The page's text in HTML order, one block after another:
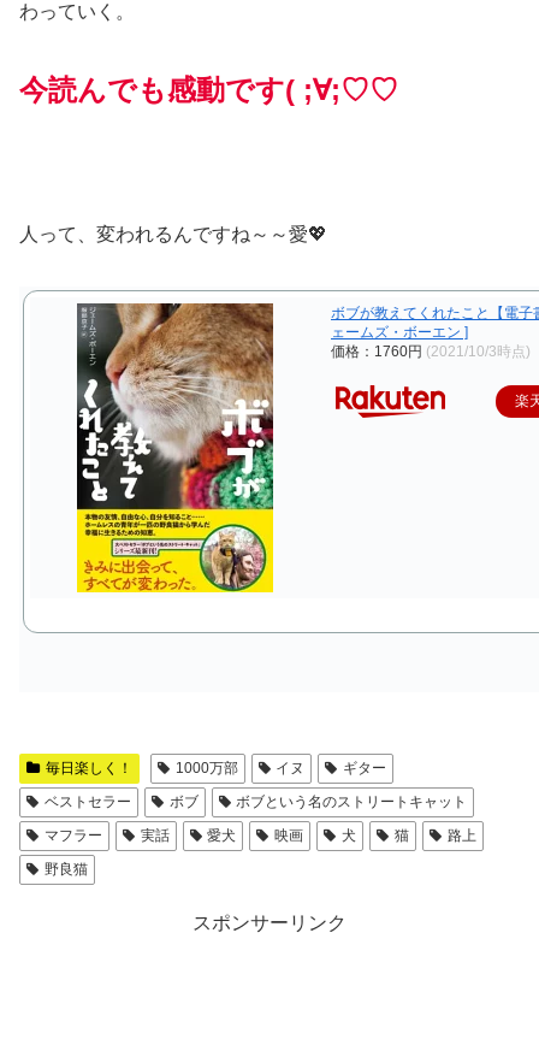
わっていく。
今読んでも感動です( ;∀;♡♡
人って、変われるんですね～～愛💖
ボブが教えてくれたこと【電子
ェームズ・ボーエン ]
価格：1760円 (2021/10/3時点)
楽
毎日楽しく！ 1000万部 イヌ
ギター
ベストセラー
ボブ
ボブという名のストリートキャット
マフラー
実話 愛犬 映画 犬 猫
路上
野良猫
スポンサーリンク